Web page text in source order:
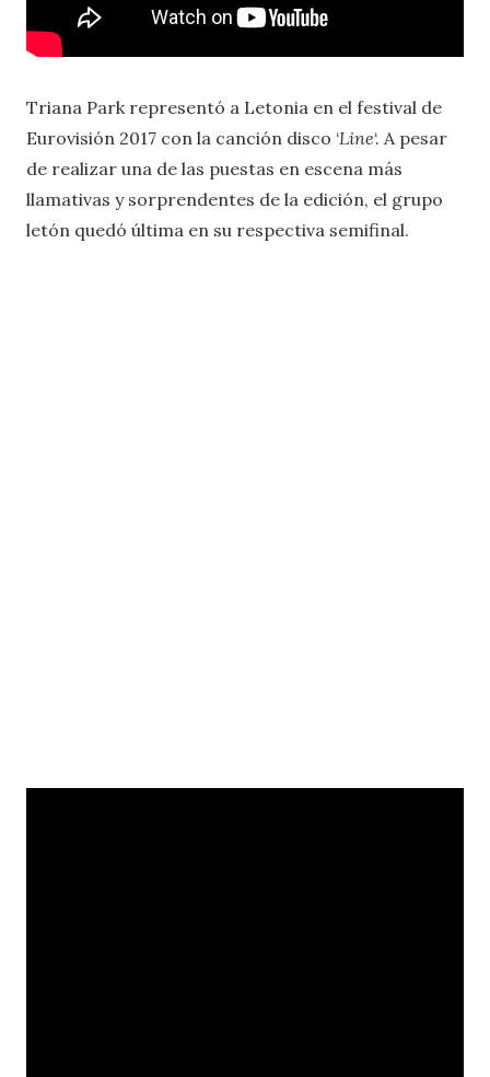
Triana Park representó a Letonia en el festival de
Eurovisión 2017 con la canción disco ‘Line‘. A pesar
de realizar una de las puestas en escena más
llamativas y sorprendentes de la edición, el grupo
letón quedó última en su respectiva semifinal.